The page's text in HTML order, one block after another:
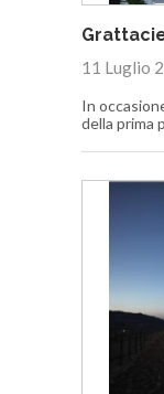
11 Luglio
In
della prima